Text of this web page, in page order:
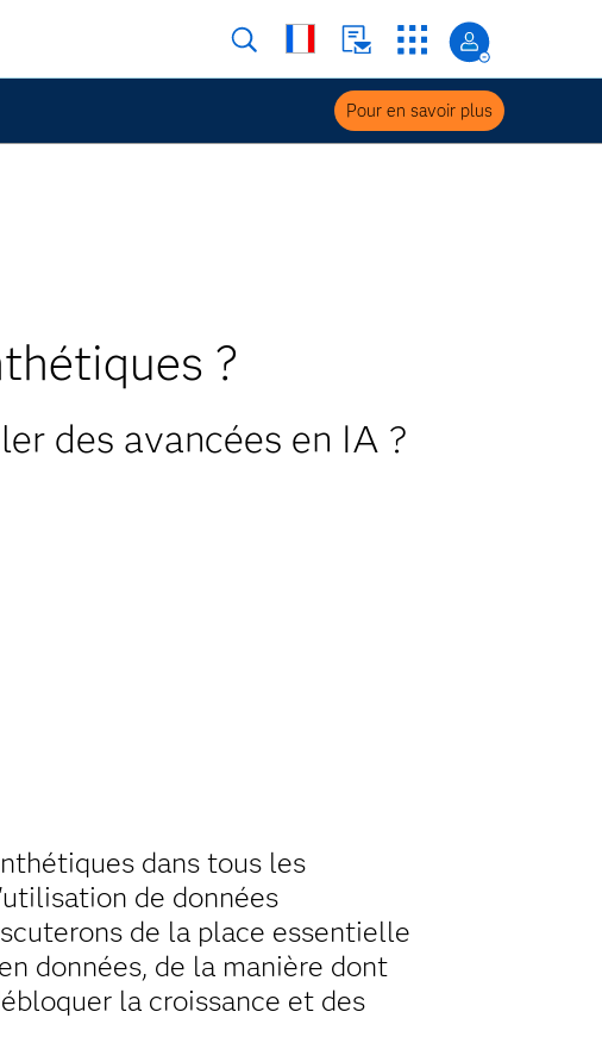
Pour en savoir plus
?
des avancées en IA ?
dans tous les
de données
de la place essentielle
données, de la manière dont
la croissance et des